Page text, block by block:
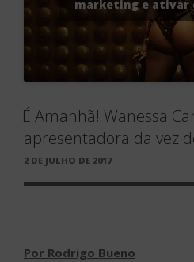
marketing e ativar
É Amanhã! Wanessa
apresentadora da vez
PUBLICADO
2 DE JULHO DE 2017
Por Rodrigo Bueno